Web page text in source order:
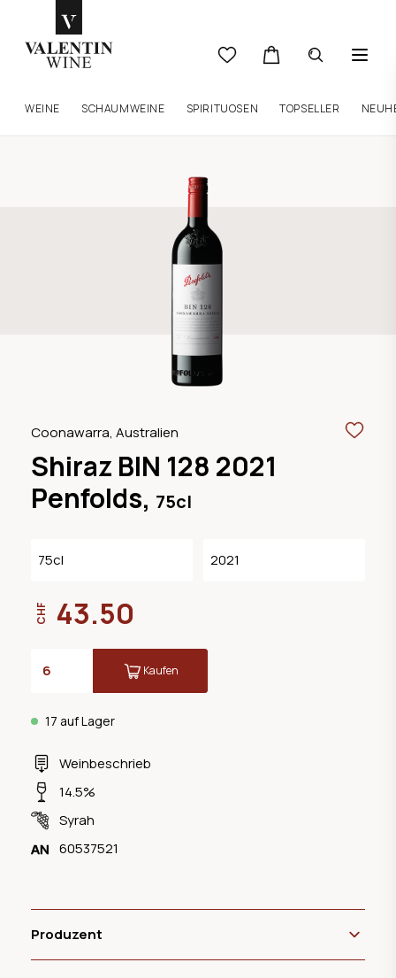
WEINE SCHAUMWEINE SPIRITUOSEN TOPSELLER
Coonawarra, Australien
Shiraz BIN 128 2021
Penfolds, 75cl
Weinbeschrieb
14.5%
Syrah
60537521
75cl 2021
17 auf Lager
CHF 43.50
Kaufen
Produzent